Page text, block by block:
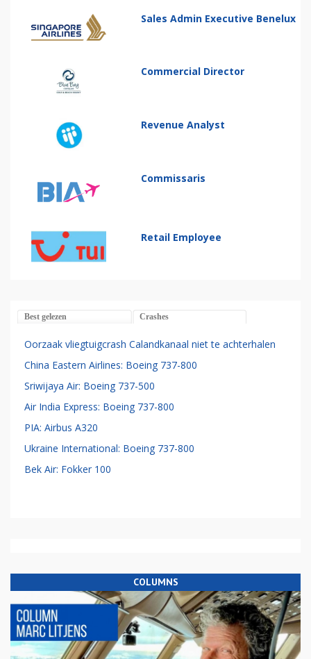
Sales Admin Executive Benelux
Commercial Director
Revenue Analyst
Commissaris
Retail Employee
Best gelezen Crashes
Oorzaak vliegtuigcrash Calandkanaal niet te achterhalen
China Eastern Airlines: Boeing 737-800
Sriwijaya Air: Boeing 737-500
Air India Express: Boeing 737-800
PIA: Airbus A320
Ukraine International: Boeing 737-800
Bek Air: Fokker 100
COLUMNS